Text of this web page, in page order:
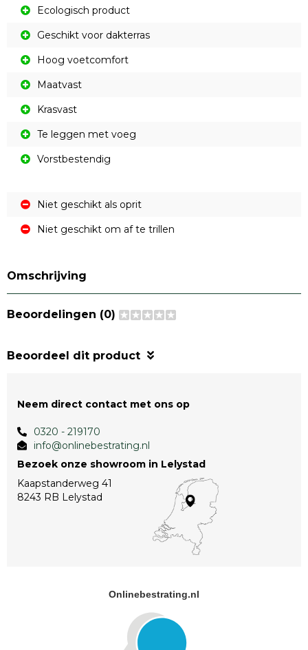
Ecologisch product
Geschikt voor dakterras
Hoog voetcomfort
Maatvast
Krasvast
Te leggen met voeg
Vorstbestendig
Niet geschikt als oprit
Niet geschikt om af te trillen
Omschrijving
Beoordelingen (0)
Beoordeel dit product
Neem direct contact met ons op
0320 - 219170
info@onlinebestrating.nl
Bezoek onze showroom in Lelystad
Kaapstanderweg 41
8243 RB Lelystad
Onlinebestrating.nl